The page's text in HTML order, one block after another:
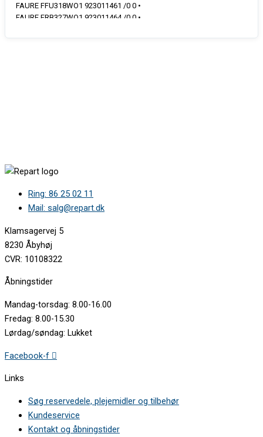
FAURE FFU318WO1 923011461 /0 0 •
FAURE FRB327WO1 923011464 /0 0 •
ZANUSSI ZFU318WO1 928465035 /0 0 •
Ring: 86 25 02 11
Mail: salg@repart.dk
Klamsagervej 5
8230 Åbyhøj
CVR: 10108322
Åbningstider
Mandag-torsdag: 8.00-16.00
Fredag: 8.00-15.30
Lørdag/søndag: Lukket
Facebook-f
Links
Søg reservedele, plejemidler og tilbehør
Kundeservice
Kontakt og åbningstider